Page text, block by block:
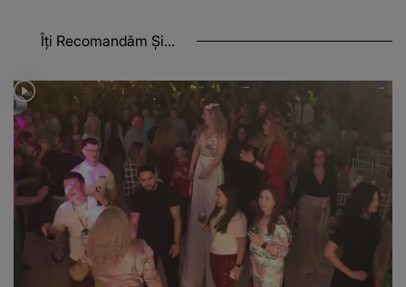
Îți Recomandăm Și...